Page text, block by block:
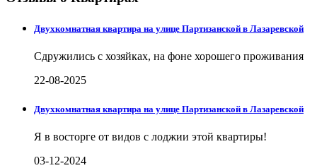
Двухкомнатная квартира на улице Партизанской в Лазаревской
Сдружились с хозяйках, на фоне хорошего проживания
22-08-2025
Двухкомнатная квартира на улице Партизанской в Лазаревской
Я в восторге от видов с лоджии этой квартиры!
03-12-2024